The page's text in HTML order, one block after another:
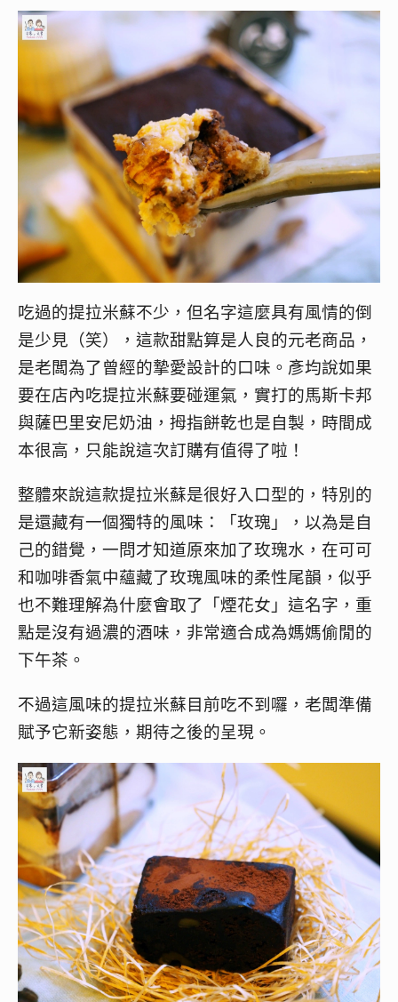
吃過的提拉米蘇不少，但名字這麼具有風情的倒
是少見（笑），這款甜點算是人良的元老商品，
是老闆為了曾經的摯愛設計的口味。​彥均說如果
要在店內吃提拉米蘇要碰運氣，實打的馬斯卡邦
與薩巴里安尼奶油，拇指餅乾也是自製，時間成
本很高，只能說這次訂購有值得了啦！
整體來說這款提拉米蘇是很好入口型的，特別的
是還藏有一個獨特的風味：「玫瑰」，以為是自
己的錯覺，一問才知道原來加了玫瑰水，在可可
和咖啡香氣中蘊藏了玫瑰風味的柔性尾韻，似乎
也不難理解為什麼會取了「煙花女」這名字，重
點是沒有過濃的酒味，非常適合成為媽媽偷閒的
下午茶。
不過這風味的提拉米蘇目前吃不到囉，老闆準備
賦予它新姿態，期待之後的呈現。